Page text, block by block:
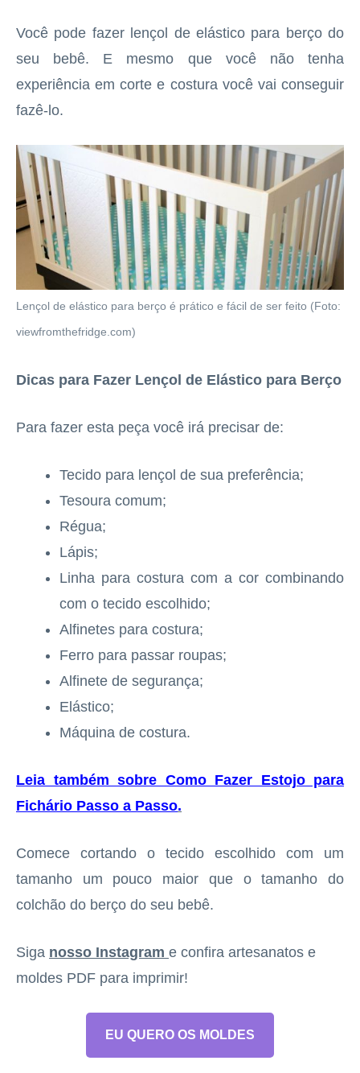
Você pode fazer lençol de elástico para berço do
seu bebê. E mesmo que você não tenha
experiência em corte e costura você vai conseguir
fazê-lo.
Lençol de elástico para berço é prático e fácil de ser feito (Foto:
viewfromthefridge.com)
Dicas para Fazer Lençol de Elástico para Berço
Para fazer esta peça você irá precisar de:
Tecido para lençol de sua preferência;
Tesoura comum;
Régua;
Lápis;
Linha para costura com a cor combinando
com o tecido escolhido;
Alfinetes para costura;
Ferro para passar roupas;
Alfinete de segurança;
Elástico;
Máquina de costura.
Leia também sobre Como Fazer Estojo para
Fichário Passo a Passo.
Comece cortando o tecido escolhido com um
tamanho um pouco maior que o tamanho do
colchão do berço do seu bebê.
Siga nosso Instagram e confira artesanatos e
moldes PDF para imprimir!
EU QUERO OS MOLDES